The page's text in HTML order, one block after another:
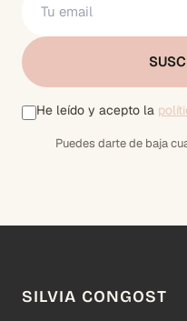
He leído y acepto la
Puedes darte de baja
SILVIA CONGOST